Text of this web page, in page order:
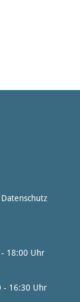
Datenschutz
Uhr
Uhr